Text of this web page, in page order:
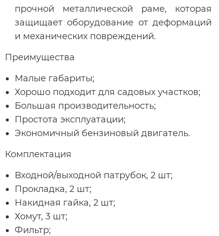
прочной металлической раме, которая
защищает оборудование от деформаций
и механических повреждений.
Преимущества
Малые габариты;
Хорошо подходит для садовых участков;
Большая производительность;
Простота эксплуатации;
Экономичный бензиновый двигатель.
Комплектация
Входной/выходной патрубок, 2 шт;
Прокладка, 2 шт;
Накидная гайка, 2 шт;
Хомут, 3 шт;
Фильтр;